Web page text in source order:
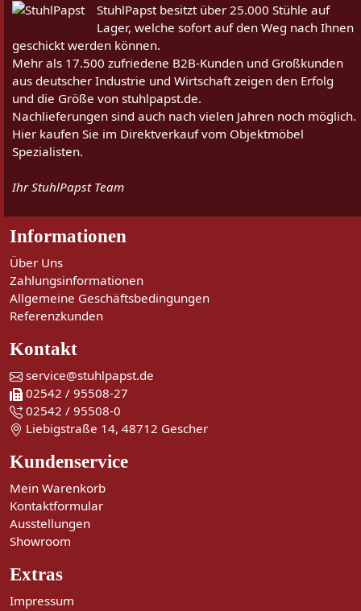
StuhlPapst besitzt über 25.000 Stühle auf
Lager, welche sofort auf den Weg nach Ihnen
geschickt werden können.
Mehr als 17.500 zufriedene B2B-Kunden und Großkunden
aus deutscher Industrie und Wirtschaft zeigen den Erfolg
und die Größe von stuhlpapst.de.
Nachlieferungen sind auch nach vielen Jahren noch möglich.
Hier kaufen Sie im Direktverkauf vom Objektmöbel
Spezialisten.
Ihr StuhlPapst Team
Informationen
Über Uns
Zahlungsinformationen
Allgemeine Geschäftsbedingungen
Referenzkunden
Kontakt
service@stuhlpapst.de
02542 / 95508-27
02542 / 95508-0
Liebigstraße 14, 48712 Gescher
Kundenservice
Mein Warenkorb
Kontaktformular
Ausstellungen
Showroom
Extras
Impressum